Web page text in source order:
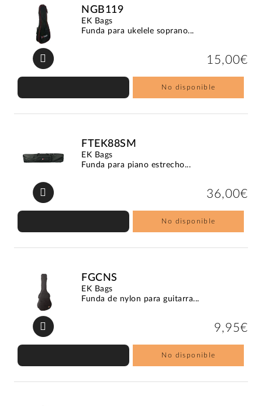
NGB119
EK Bags
Funda para ukelele soprano...
15,00€
No disponible
FTEK88SM
EK Bags
Funda para piano estrecho...
36,00€
No disponible
FGCNS
EK Bags
Funda de nylon para guitarra...
9,95€
No disponible